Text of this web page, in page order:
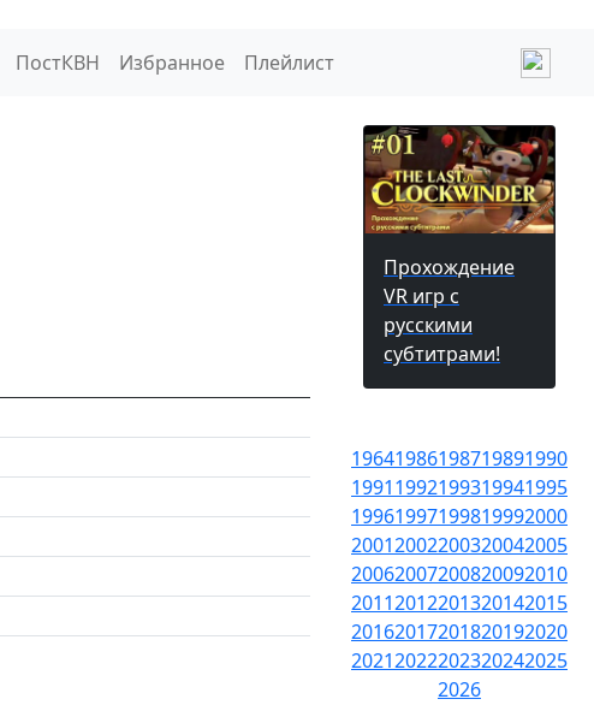
ПостКВН Избранное Плейлист
Прохождение
VR игр с
русскими
субтитрами!
19641986198719891990
19911992199319941995
19961997199819992000
20012002200320042005
20062007200820092010
20112012201320142015
20162017201820192020
20212022202320242025
2026